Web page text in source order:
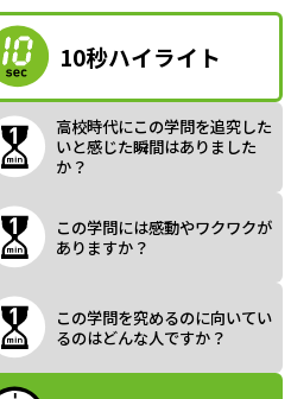
a
y
V
10秒ハイライト
高校時代にこの学問を追究した
いと感じた瞬間はありました
か？
この学問には感動やワクワクが
ありますか？
この学問を究めるのに向いてい
るのはどんな人ですか？